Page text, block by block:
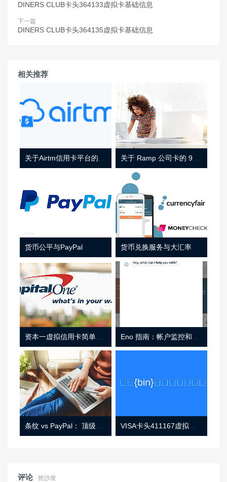
DINERS CLUB卡头364133虚拟卡基础信息
下一篇
DINERS CLUB卡头364135虚拟卡基础信息
相关推荐
货币公平与PayPal 货币兑换服务与大汇率
资本一虚拟信用卡简单介绍
条纹 vs PayPal： 顶级功能， 定价 （和更多！ VISA卡头411167虚拟卡基础信息
评论 抢沙发